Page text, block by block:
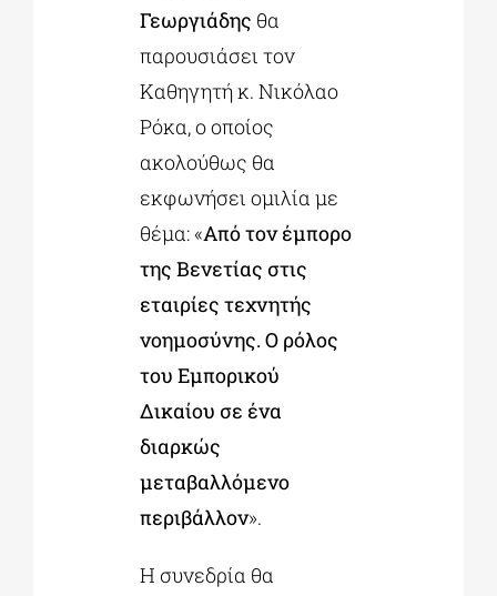
Γεωργιάδης θα
παρουσιάσει τον
Καθηγητή κ. Νικόλαο
Ρόκα, ο οποίος
ακολούθως θα
εκφωνήσει ομιλία με
θέμα: «Από τον έμπορο
της Βενετίας στις
εταιρίες τεχνητής
νοημοσύνης. Ο ρόλος
του Εμπορικού
Δικαίου σε ένα
διαρκώς
μεταβαλλόμενο
περιβάλλον».
Η συνεδρία θα